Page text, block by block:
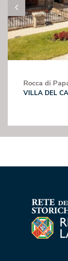
Rocca di
VILLA DEL